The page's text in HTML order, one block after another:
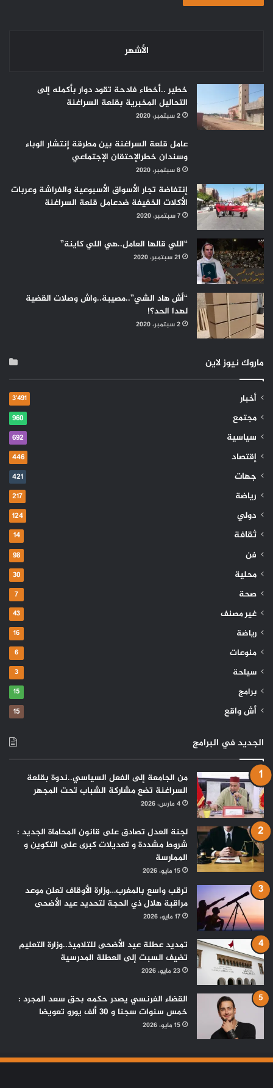
الأشهر
خطير ..أخطاء فادحة تقود دوار بأكمله إلى
التحاليل المخبرية بقلعة السراغنة
2 سبتمبر، 2020
عامل قلعة السراغنة بين مطرقة إنتشار الوباء
وسندان خطرالإحتقان الإجتماعي
8 سبتمبر، 2020
إنتفاضة تجار الأسواق الأسبوعية والفراشة وعربات
الأكلات الخفيفة ضدعامل قلعة السراغنة
7 سبتمبر، 2020
“اللي قالها العامل..هي اللي كاينة”
21 سبتمبر، 2020
“أش هاد الشي”..مصيبة..واش وصلات القضية
لهدا الحد؟!
2 سبتمبر، 2020
ماروك نيوز لاين
أخبار 3٬491
مجتمع 960
سياسية 692
إقتصاد 446
جهات 421
رياضة 217
دولي 124
ثقافة 14
فن 98
محلية 30
صحة 7
غير مصنف 43
رياضة 16
منوعات 6
سياحة 3
برامج 15
أش واقع 15
الجديد في البرامج
من الجامعة إلى الفعل السياسي..ندوة بقلعة
السراغنة تضع مشاركة الشباب تحت المجهر
4 مارس، 2026
لجنة العدل تصادق على قانون المحاماة الجديد :
شروط مشددة و تعديلات كبرى على التكوين و
الممارسة
15 مايو، 2026
ترقب واسع بالمغرب…وزارة الأوقاف تعلن موعد
مراقبة هلال ذي الحجة لتحديد عيد الأضحى
17 مايو، 2026
تمديد عطلة عيد الأضحى للتلاميذ..وزارة التعليم
تضيف السبت إلى العطلة المدرسية
23 مايو، 2026
القضاء الفرنسي يصدر حكمه بحق سعد المجرد :
خمس سنوات سجنا و 30 ألف يورو تعويضا
15 مايو، 2026